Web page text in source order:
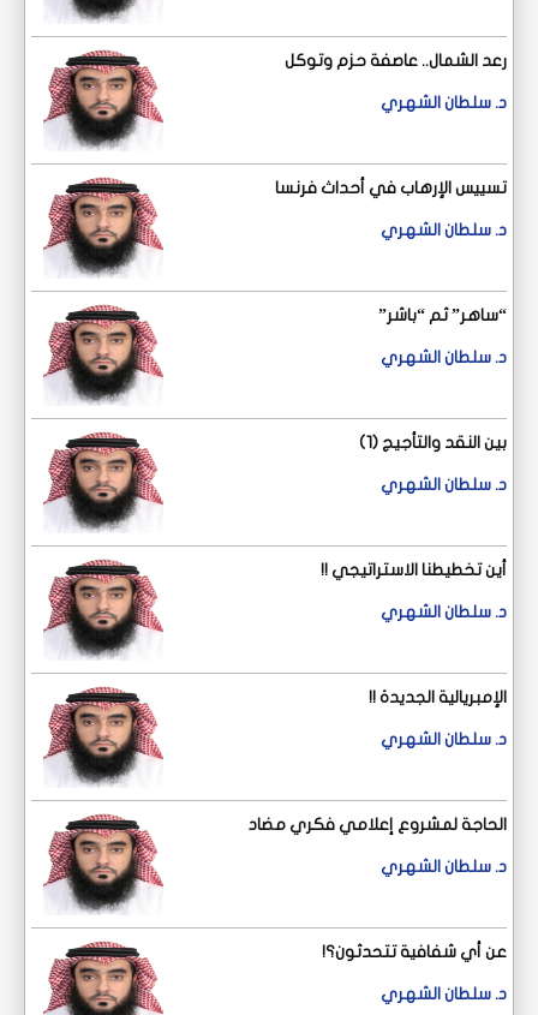
رعد الشمال.. عاصفة حزم وتوكل
د. سلطان الشهري
تسييس الإرهاب في أحداث فرنسا
د. سلطان الشهري
“ساهر” ثم “باشر”‎
د. سلطان الشهري
بين النقد والتأجيج (1)
د. سلطان الشهري
أين تخطيطنا الاستراتيجي !!
د. سلطان الشهري
الإمبريالية الجديدة !!
د. سلطان الشهري
الحاجة لمشروع إعلامي فكري مضاد
د. سلطان الشهري
عن أي شفافية تتحدثون؟!
د. سلطان الشهري